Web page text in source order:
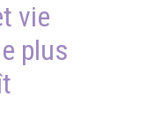
vie
plus